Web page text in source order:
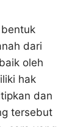
dari
oleh
hak
dan
tersebut